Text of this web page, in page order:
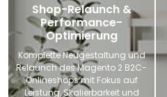
Shop-Relaunch &
Performance-
Optimierung
Komplette Neugestaltung und
Relaunch des Magento 2 B2C-
Onlineshops mit Fokus auf
Leistung, Skalierbarkeit und